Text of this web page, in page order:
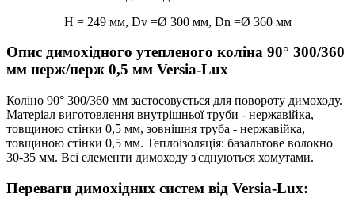
H = 249 мм, Dv =Ø 300 мм, Dn =Ø 360 мм
Опис димохідного утепленого коліна 90° 300/360
мм нерж/нерж 0,5 мм Versia-Lux
Коліно 90° 300/360 мм застосовується для повороту димоходу.
Матеріал виготовлення внутрішньої труби - нержавійка,
товщиною стінки 0,5 мм, зовнішня труба - нержавійка,
товщиною стінки 0,5 мм. Теплоізоляція: базальтове волокно
30-35 мм. Всі елементи димоходу з'єднуються хомутами.
Переваги димохідних систем від Versia-Lux: